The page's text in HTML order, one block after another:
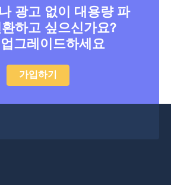
광고 없이 대용량 파
하고 싶으신가요?
그레이드하세요
가입하기